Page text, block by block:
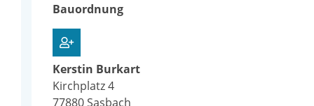
Bauordnung
Kerstin Burkart
Kirchplatz 4
77880Sasbach